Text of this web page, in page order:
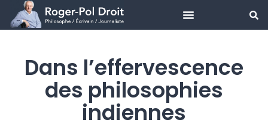
Aller
contenuDans l’effervescence
des philosophies
indiennes